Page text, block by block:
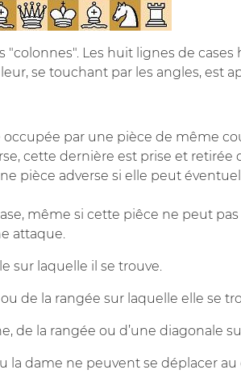
Les huit lignes de
se touchant par les angles, est
par une pièce de même
cette dernière est prise et retirée
pièce adverse si elle peut
même si cette piêce ne peut
attaque.
sur laquelle il se trouve.
de la rangée sur laquelle elle se
de la rangée ou d’une diagonale
la dame ne peuvent se déplacer au